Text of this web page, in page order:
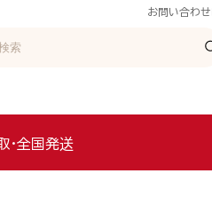
お問い合わせ
・全国発送